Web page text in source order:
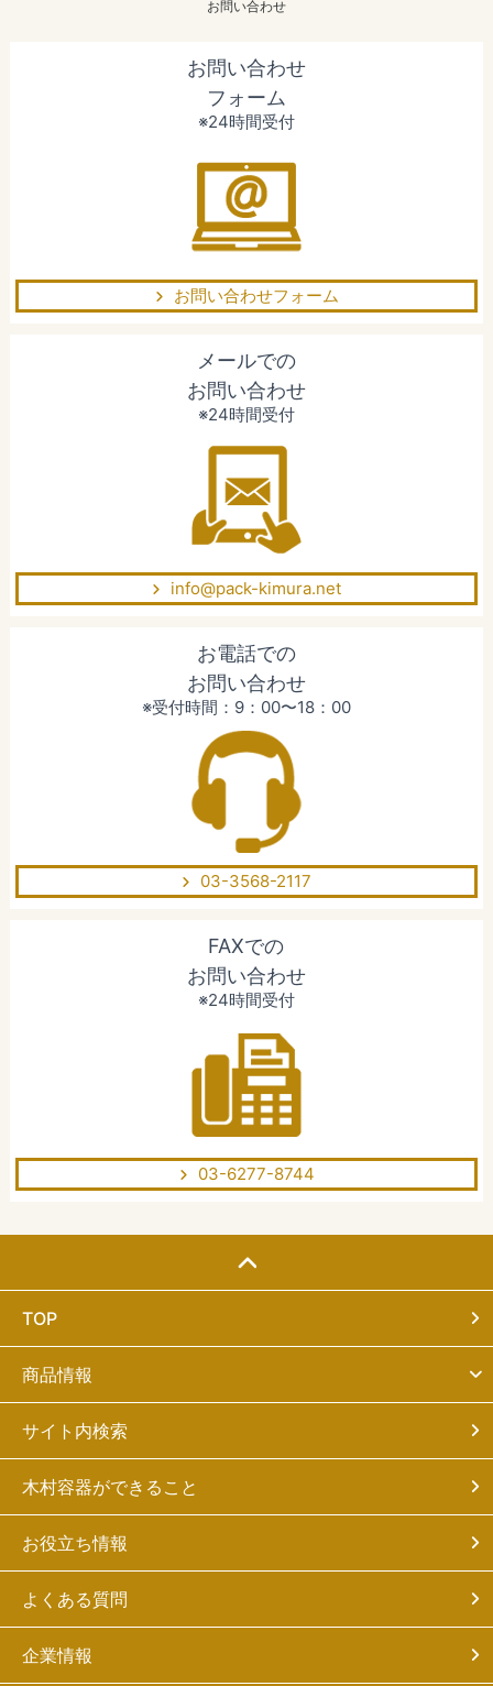
お問い合わせ
お問い合わせ
フォーム
※24時間受付
お問い合わせフォーム
メールでの
お問い合わせ
※24時間受付
info@pack-kimura.net
お電話での
お問い合わせ
※受付時間：9：00〜18：00
03-3568-2117
FAXでの
お問い合わせ
※24時間受付
03-6277-8744
TOP
商品情報
サイト内検索
木村容器ができること
お役立ち情報
よくある質問
企業情報